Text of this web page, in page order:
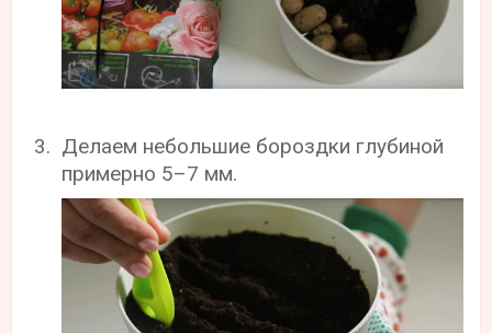
Делаем небольшие бороздки глубиной
примерно 5–7 мм.